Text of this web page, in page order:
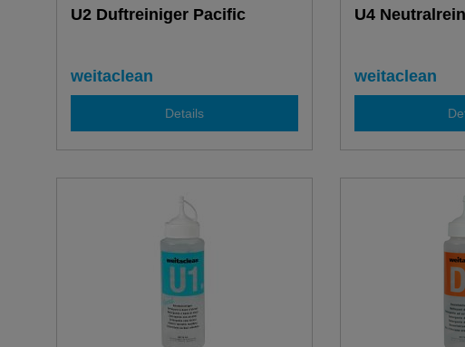
U2 Duftreiniger Pacific
weitaclean
Details
U4
weitaclean